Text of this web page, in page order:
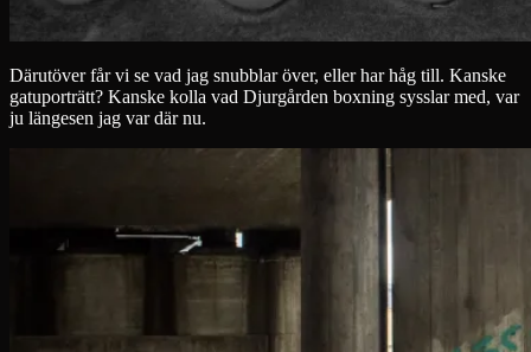
Därutöver får vi se vad jag snubblar över, eller har håg till. Kanske
gatuporträtt? Kanske kolla vad Djurgården boxning sysslar med, var
ju längesen jag var där nu.